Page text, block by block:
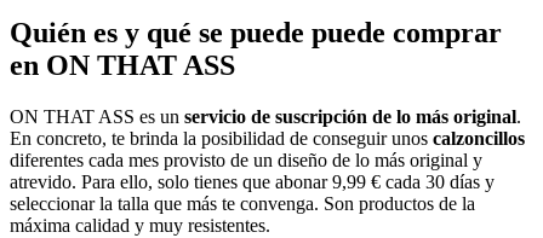
Quién es y qué se puede puede comprar
en ON THAT ASS
ON THAT ASS es un servicio de suscripción de lo más original.
En concreto, te brinda la posibilidad de conseguir unos calzoncillos
diferentes cada mes provisto de un diseño de lo más original y
atrevido. Para ello, solo tienes que abonar 9,99 € cada 30 días y
seleccionar la talla que más te convenga. Son productos de la
máxima calidad y muy resistentes.